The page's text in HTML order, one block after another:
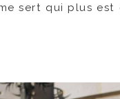
sert qui plus